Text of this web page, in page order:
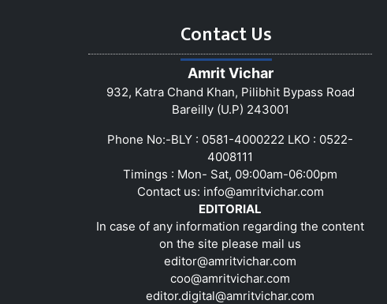
Contact Us
Amrit Vichar
932, Katra Chand Khan, Pilibhit Bypass Road
Bareilly (U.P) 243001
Phone No:-BLY : 0581-4000222 LKO : 0522-
4008111
Timings : Mon- Sat, 09:00am-06:00pm
Contact us: info@amritvichar.com
EDITORIAL
In case of any information regarding the content
on the site please mail us
editor@amritvichar.com
coo@amritvichar.com
editor.digital@amritvichar.com